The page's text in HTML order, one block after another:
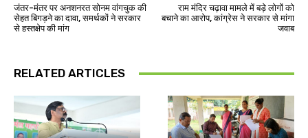
जंतर-मंतर पर अनशनरत सोनम वांगचुक की
सेहत बिगड़ने का दावा, समर्थकों ने सरकार
से हस्तक्षेप की मांग
राम मंदिर चढ़ावा मामले में बड़े लोगों को
बचाने का आरोप, कांग्रेस ने सरकार से मांगा
जवाब
RELATED ARTICLES